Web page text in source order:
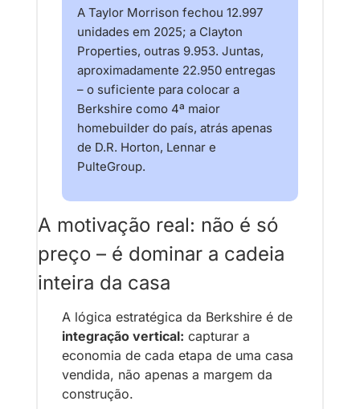
A Taylor Morrison fechou 12.997
unidades em 2025; a Clayton
Properties, outras 9.953. Juntas,
aproximadamente 22.950 entregas
– o suficiente para colocar a
Berkshire como 4ª maior
homebuilder do país, atrás apenas
de D.R. Horton, Lennar e
PulteGroup.
A motivação real: não é só
preço – é dominar a cadeia
inteira da casa
integração vertical: capturar a
economia de cada etapa de uma casa
vendida, não apenas a margem da
construção.